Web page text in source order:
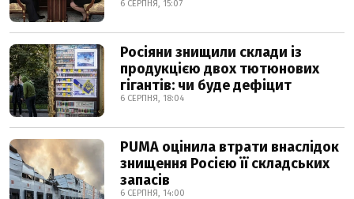
6 СЕРПНЯ, 15:07
Росіяни знищили склади із
продукцією двох тютюнових
гігантів: чи буде дефіцит
6 СЕРПНЯ, 18:04
PUMA оцінила втрати внаслідок
знищення Росією її складських
запасів
6 СЕРПНЯ, 14:00